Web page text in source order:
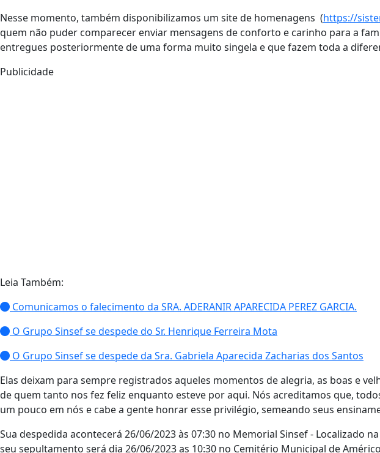
Nesse momento, também disponibilizamos um site de homenagens (https://
quem não puder comparecer enviar mensagens de conforto e carinho para a
entregues posteriormente de uma forma muito singela e que fazem toda a
Publicidade
Leia Também:
Comunicamos o falecimento da SRA. ADERANIR APARECIDA PEREZ GARCIA.
O Grupo Sinsef se despede do Sr. Henrique Ferreira Mota
O Grupo Sinsef se despede da Sra. Gabriela Aparecida Zacharias dos Santos
Elas deixam para sempre registrados aqueles momentos de alegria, as boas e
de quem tanto nos fez feliz enquanto esteve por aqui. Nós acreditamos que,
um pouco em nós e cabe a gente honrar esse privilégio, semeando seus
Sua despedida acontecerá 26/06/2023 às 07:30 no Memorial Sinsef - Localizado
seu sepultamento será dia 26/06/2023 as 10:30 no Cemitério Municipal de